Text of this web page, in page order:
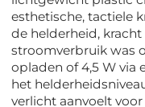
esthetische, tactiele
de helderheid,
stroomverbruik was
opladen of 4,5 W via
het
verlicht aanvoelt voor